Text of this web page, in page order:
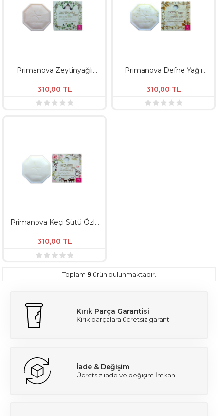
Primanova Zeytinyağlı
310,00 TL
Primanova Defne Yağlı
310,00 TL
Primanova Keçi Sütü Özlü
310,00 TL
Toplam 9 ürün bulunmaktadır.
Kırık Parça Garantisi
Kırık parçalara ücretsiz garanti
İade & Değişim
Ücretsiz iade ve değişim İmkanı